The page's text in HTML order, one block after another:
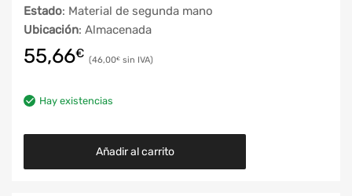
Estado: Material de segunda mano
Ubicación: Almacenada
55,66€ 46,00€
Hay existencias
Añadir al carrito